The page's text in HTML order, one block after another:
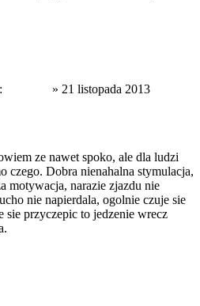
» 21 listopada 2013
ze nawet spoko, ale dla ludzi
czego. Dobra nienahalna stymulacja,
motywacja, narazie zjazdu nie
nie napierdala, ogolnie czuje sie
sie przyczepic to jedzenie wrecz